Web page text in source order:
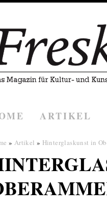
ARTIKEL
» Artikel » Hinterglaskunst in